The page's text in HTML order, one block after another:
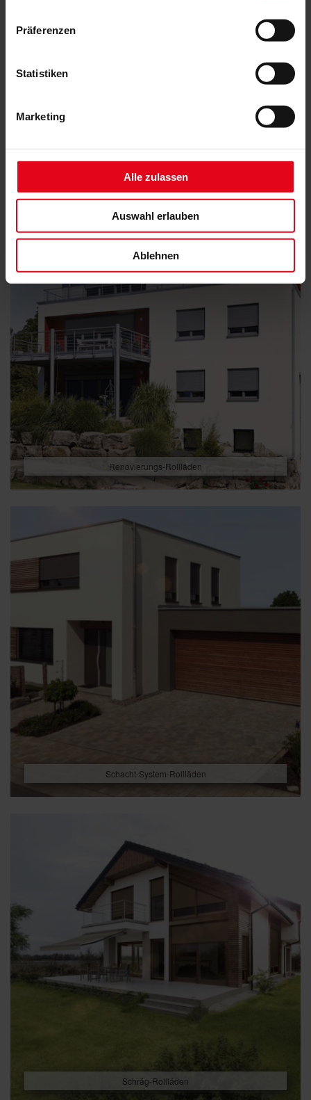
Präferenzen
Statistiken
Marketing
Alle zulassen
Auswahl erlauben
Ablehnen
Aufsetz-Rollläden
Renovierungs-Rollläden
Schacht-System-Rollläden
Schräg-Rollläden